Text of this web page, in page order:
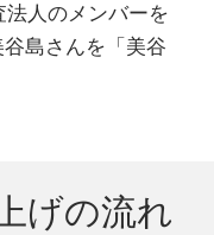
法人のメンバーを
谷島さんを「美谷
げの流れ